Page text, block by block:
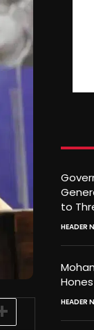
to
HEADER
HEADER